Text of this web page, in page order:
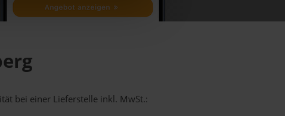
bei einer Lieferstelle inkl. MwSt.: